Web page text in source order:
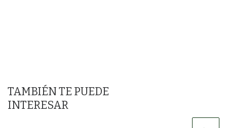
TAMBIÉN TE PUEDE
INTERESAR